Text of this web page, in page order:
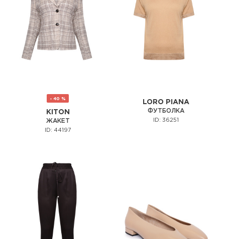
- 40 %
KITON
ЖАКЕТ
ID: 44197
LORO PIANA
ФУТБОЛКА
ID: 36251